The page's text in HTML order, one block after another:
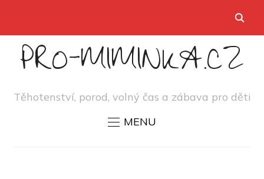
PRO-MIMINKA.CZ
Těhotenství, porod, volný čas a zábava pro děti
MENU